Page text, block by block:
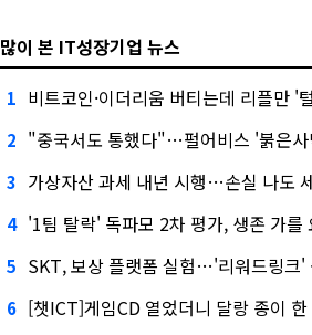
많이 본 IT성장기업 뉴스
1 비트코인·이더리움 버티는데 리플만 '
2 "중국서도 통했다"…펄어비스 '붉은사막' 최고 게
3 가상자산 과세 내년 시행…손실 나도 세금 낸
4 '1팀 탈락' 독파모 2차 평가, 생존 가를
5 SKT, 보상 플랫폼 실험…'리워드링크'
6 [챗ICT]게임CD 열었더니 달랑 종이